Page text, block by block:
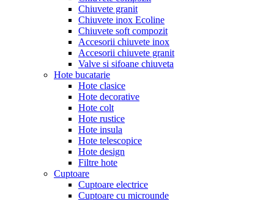
Chiuvete granit
Chiuvete inox Ecoline
Chiuvete soft compozit
Accesorii chiuvete inox
Accesorii chiuvete granit
Valve si sifoane chiuveta
Hote bucatarie
Hote clasice
Hote decorative
Hote colt
Hote rustice
Hote insula
Hote telescopice
Hote design
Filtre hote
Cuptoare
Cuptoare electrice
Cuptoare cu microunde